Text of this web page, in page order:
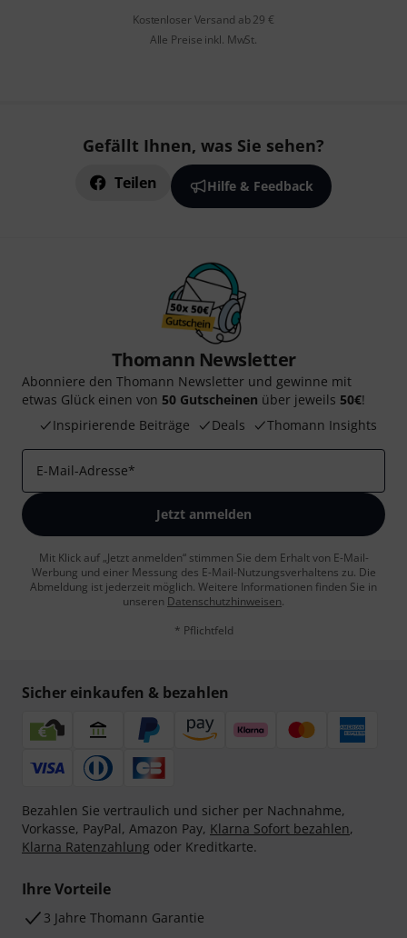
Kostenloser Versand ab 29 €
Alle Preise inkl. MwSt.
Gefällt Ihnen, was Sie sehen?
Teilen Hilfe & Feedback
Thomann Newsletter
Abonniere den Thomann Newsletter und gewinne mit
etwas Glück einen von 50 Gutscheinen über jeweils 50€!
Inspirierende Beiträge
Deals Thomann Insights
E-Mail-Adresse*
Jetzt anmelden
Mit Klick auf „Jetzt anmelden“ stimmen Sie dem Erhalt von E-Mail-
Werbung und einer Messung des E-Mail-Nutzungsverhaltens zu. Die
Abmeldung ist jederzeit möglich. Weitere Informationen finden Sie in
unseren Datenschutzhinweisen.
* Pflichtfeld
Sicher einkaufen & bezahlen
Bezahlen Sie vertraulich und sicher per Nachnahme,
Vorkasse, PayPal, Amazon Pay, Klarna Sofort bezahlen,
Klarna Ratenzahlung oder Kreditkarte.
Ihre Vorteile
3 Jahre Thomann Garantie